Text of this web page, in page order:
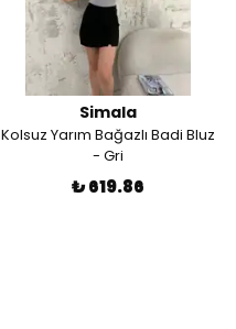
Simala
Kolsuz Yarım Bağazlı Badi Bluz
- Gri
₺ 619.86